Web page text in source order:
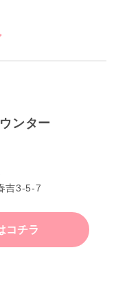
ンター
吉3-5-7
コチラ